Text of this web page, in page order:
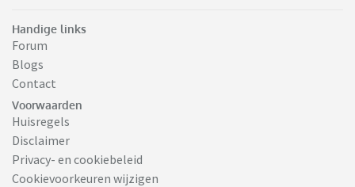
Handige links
Forum
Blogs
Contact
Voorwaarden
Huisregels
Disclaimer
Privacy- en cookiebeleid
Cookievoorkeuren wijzigen